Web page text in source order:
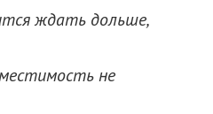
ждать дольше,
не